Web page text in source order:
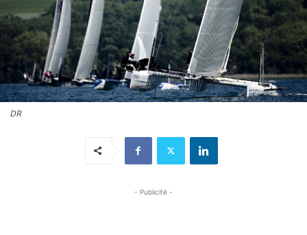
DR
- Publicité -